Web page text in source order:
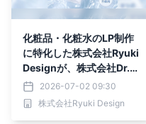
化粧品・化粧水のLP制作
に特化した株式会社Ryuki
Designが、株式会社Dr.ウ
ィラード・ウォーターのト
ライアルキット販売用ラン
ディングページを制作しま
2026-07-02 09:30
株式会社Ryuki Design